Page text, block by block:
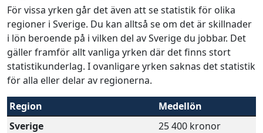
För vissa yrken går det även att se statistik för olika
regioner i Sverige. Du kan alltså se om det är skillnader
i lön beroende på i vilken del av Sverige du jobbar. Det
gäller framför allt vanliga yrken där det finns stort
statistikunderlag. I ovanligare yrken saknas det statistik
för alla eller delar av regionerna.
Region
Medellön
Sverige
25 400 kronor